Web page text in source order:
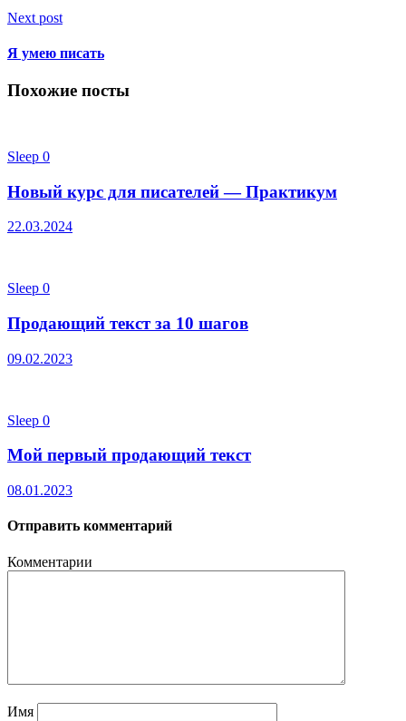
Next post
Я умею писать
Похожие посты
Sleep 0
Новый курс для писателей — Практикум
22.03.2024
Sleep 0
Продающий текст за 10 шагов
09.02.2023
Sleep 0
Мой первый продающий текст
08.01.2023
Отправить комментарий
Комментарии
Имя